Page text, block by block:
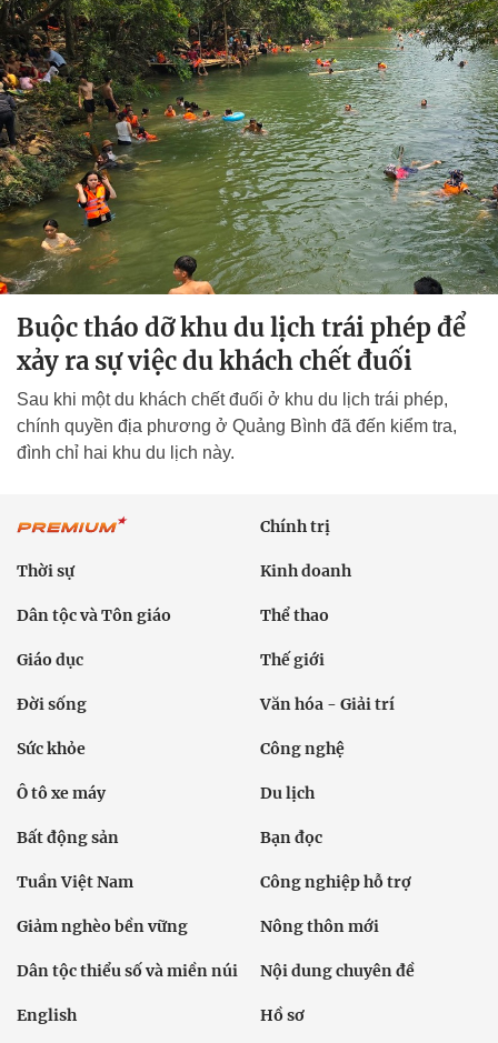
Buộc tháo dỡ khu du lịch trái phép để
xảy ra sự việc du khách chết đuối
Sau khi một du khách chết đuối ở khu du lịch trái phép,
chính quyền địa phương ở Quảng Bình đã đến kiểm tra,
đình chỉ hai khu du lịch này.
Chính trị
Thời sự Kinh doanh
Dân tộc và Tôn giáo Thể thao
Giáo dục Thế giới
Đời sống Văn hóa - Giải trí
Sức khỏe Công nghệ
Ô tô xe máy Du lịch
Bất động sản Bạn đọc
Tuần Việt Nam Công nghiệp hỗ trợ
Giảm nghèo bền vững Nông thôn mới
Dân tộc thiểu số và miền núi Nội dung chuyên đề
English Hồ sơ